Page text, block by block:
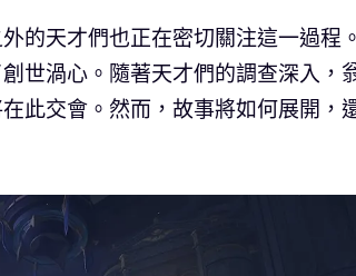
的天才們也正在密切關注這一過程
世渦心。隨著天才們的調查深入，
此交會。然而，故事將如何展開，